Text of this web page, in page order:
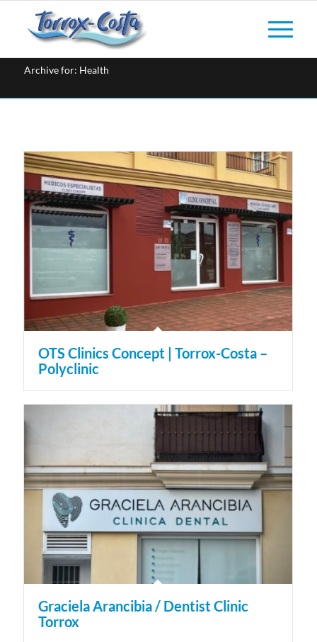
Archive for: Health
OTS Clinics Concept | Torrox-Costa –
Polyclinic
Graciela Arancibia / Dentist Clinic
Torrox